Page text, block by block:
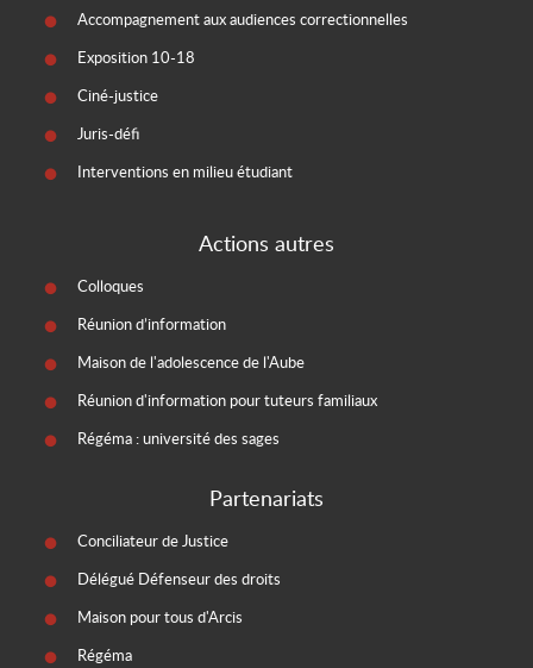
Accompagnement aux audiences correctionnelles
Exposition 10-18
Ciné-justice
Juris-défi
Interventions en milieu étudiant
Actions autres
Colloques
Réunion d’information
Maison de l'adolescence de l'Aube
Réunion d'information pour tuteurs familiaux
Régéma : université des sages
Partenariats
Conciliateur de Justice
Délégué Défenseur des droits
Maison pour tous d'Arcis
Régéma